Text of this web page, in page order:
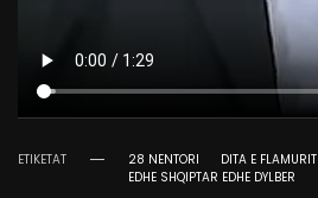
ETIKETAT 28 NENTORI DITA E FLAMURIT
EDHE SHQIPTAR EDHE DYLBER